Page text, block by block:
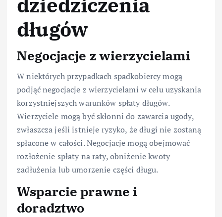
długów
Negocjacje z wierzycielami
W niektórych przypadkach spadkobiercy mogą
podjąć negocjacje z wierzycielami w celu uzyskania
korzystniejszych warunków spłaty długów.
Wierzyciele mogą być skłonni do zawarcia ugody,
zwłaszcza jeśli istnieje ryzyko, że długi nie zostaną
spłacone w całości. Negocjacje mogą obejmować
rozłożenie spłaty na raty, obniżenie kwoty
zadłużenia lub umorzenie części długu.
Wsparcie prawne i
doradztwo